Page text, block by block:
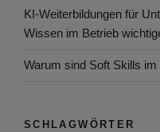
KI-Weiterbildungen für
Wissen im Betrieb
Warum sind Soft Skills
SCHLAGWÖRTER